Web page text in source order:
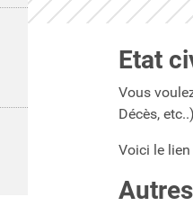
Etat
Vous
Décès, etc..)
Voici le